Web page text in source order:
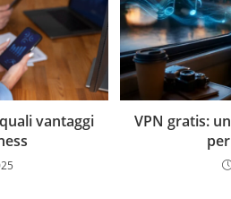
vantaggi
VPN gratis: